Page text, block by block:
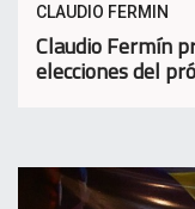
CLAUDIO FERMIN
Claudio Fermín
elecciones del